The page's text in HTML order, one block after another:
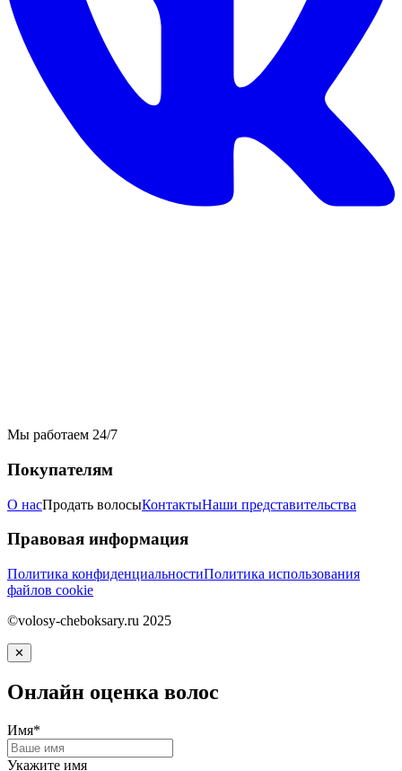
Мы работаем 24/7
Покупателям
О насПродать волосыКонтактыНаши представительства
Правовая информация
Политика конфиденциальностиПолитика использования
файлов cookie
©volosy-cheboksary.ru 2025
✕
Онлайн оценка волос
Имя*
Укажите имя